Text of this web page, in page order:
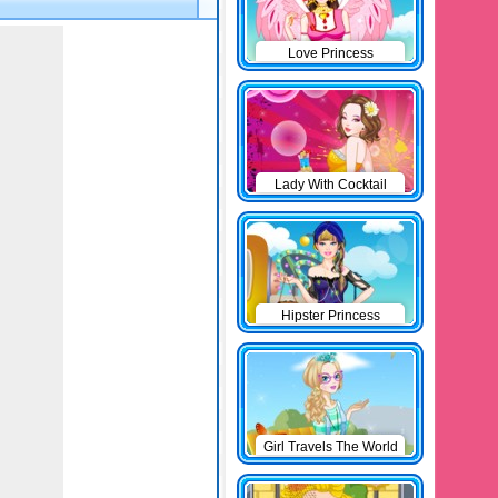
Love Princess
Lady With Cocktail
Hipster Princess
Girl Travels The World